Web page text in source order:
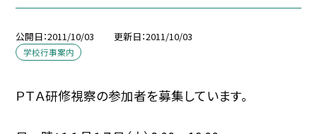
公開日 2011/10/03 更新日 2011/10/03
学校行事案内
ＰＴＡ研修視察の参加者を募集しています。